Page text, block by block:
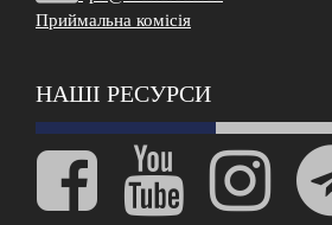
Приймальна комісія
НАШІ РЕСУРСИ